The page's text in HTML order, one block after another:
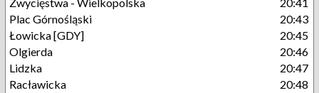
Plac Górnośląski
20:43
Łowicka [GDY]
20:45
Olgierda
20:46
Lidzka
20:47
Racławicka
20:48